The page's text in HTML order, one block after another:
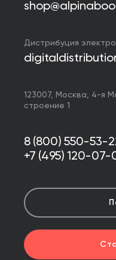
Дистрибуция
123007, Москва, 4-я
строение 1
8 (800) 550-53-
+7 (495) 120-07-